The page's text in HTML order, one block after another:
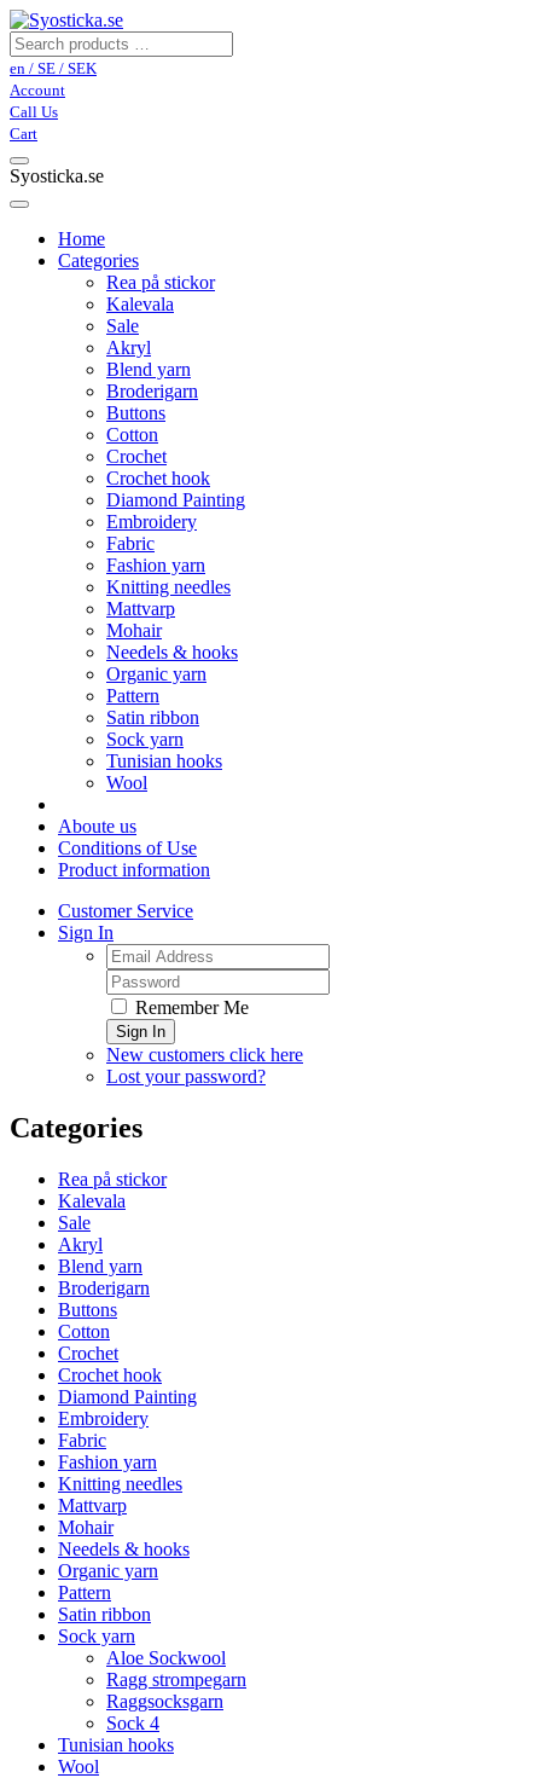
en / SE / SEK
Account
Call Us
Cart
Syosticka.se
Home
Categories
Rea på stickor
Kalevala
Sale
Akryl
Blend yarn
Broderigarn
Buttons
Cotton
Crochet
Crochet hook
Diamond Painting
Embroidery
Fabric
Fashion yarn
Knitting needles
Mattvarp
Mohair
Needels & hooks
Organic yarn
Pattern
Satin ribbon
Sock yarn
Tunisian hooks
Wool
Aboute us
Conditions of Use
Product information
Customer Service
Sign In
Remember Me
Sign In
New customers click here
Lost your password?
Categories
Rea på stickor
Kalevala
Sale
Akryl
Blend yarn
Broderigarn
Buttons
Cotton
Crochet
Crochet hook
Diamond Painting
Embroidery
Fabric
Fashion yarn
Knitting needles
Mattvarp
Mohair
Needels & hooks
Organic yarn
Pattern
Satin ribbon
Sock yarn
Aloe Sockwool
Ragg strompegarn
Raggsocksgarn
Sock 4
Tunisian hooks
Wool